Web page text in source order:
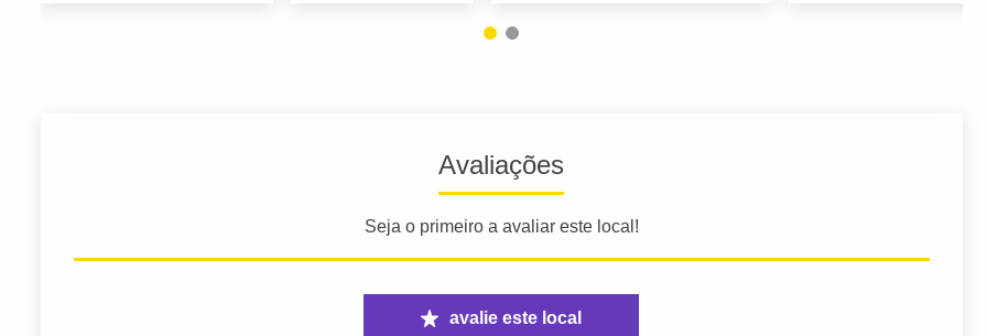
Avaliações
Seja o primeiro a avaliar este local!
avalie este local